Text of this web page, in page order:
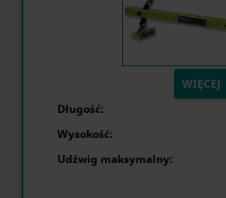
WIĘCEJ
Długość:
Wysokość:
Udźwig maksymalny: